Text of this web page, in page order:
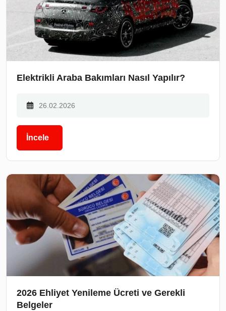
Elektrikli Araba Bakımları Nasıl Yapılır?
26.02.2026
İncele
2026 Ehliyet Yenileme Ücreti ve Gerekli
Belgeler